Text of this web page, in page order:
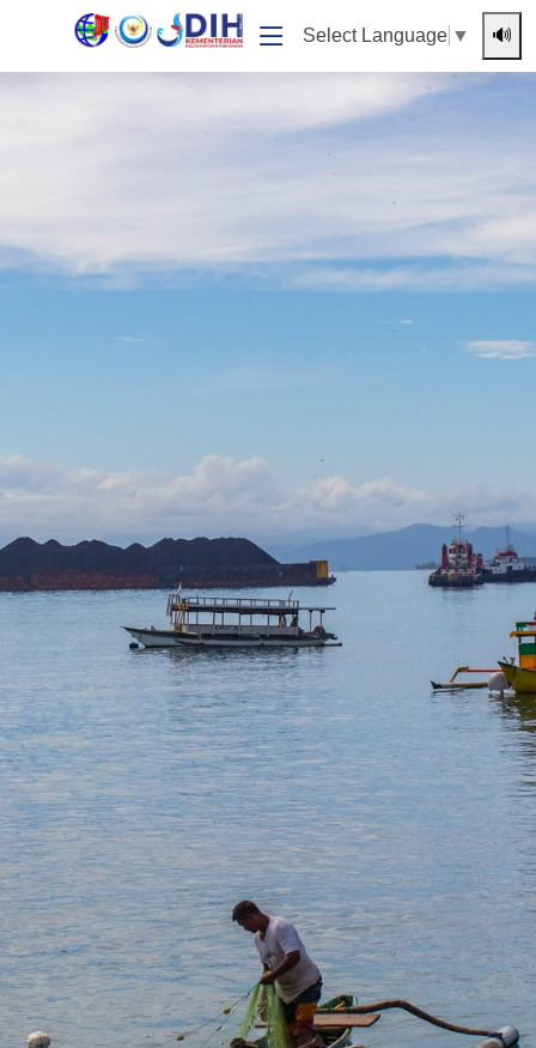
Select Language ▼ 🔊